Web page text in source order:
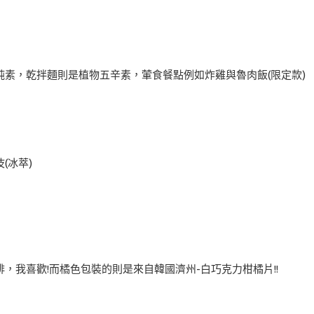
，乾拌麵則是植物五辛素，葷食餐點例如炸雞與魯肉飯(限定款)
(冰萃)
我喜歡!而橘色包裝的則是來自韓國濟州-白巧克力柑橘片!!